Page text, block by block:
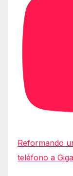
Reformando
teléfono a